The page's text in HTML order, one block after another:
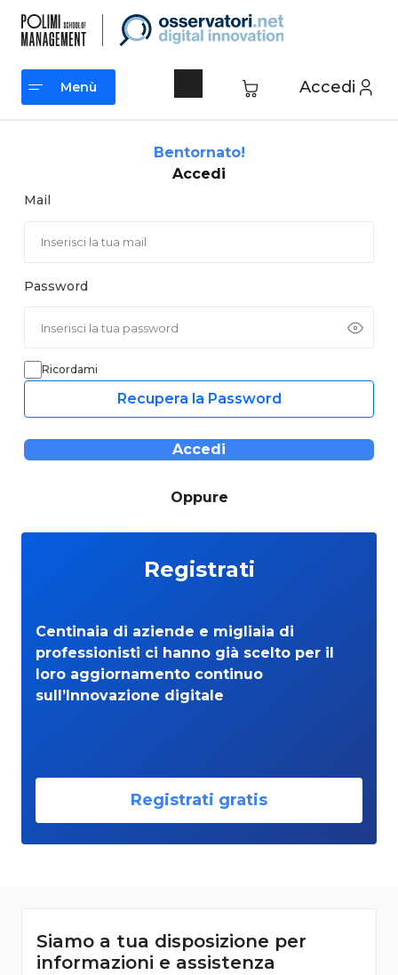
contenuto
Accedi
Menù
Bentornato!
Accedi
Mail
Password
Ricordami
Recupera la Password
Accedi
Oppure
Registrati
Centinaia di aziende e migliaia di
professionisti ci hanno già scelto per il
loro aggiornamento continuo
sull’Innovazione digitale
Registrati gratis
Siamo a tua disposizione per
informazioni e assistenza